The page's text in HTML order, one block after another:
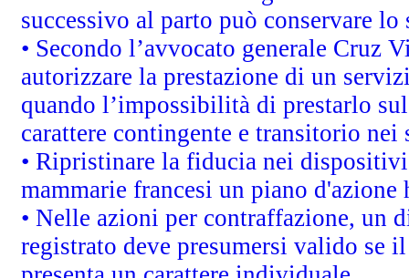
successivo al parto può conservare
• Secondo l’avvocato generale Cruz
autorizzare la prestazione di un
quando l’impossibilità di prestarlo
carattere contingente e transitorio
• Ripristinare la fiducia nei
mammarie francesi un piano
• Nelle azioni per contraffazione, un
registrato deve presumersi valido se